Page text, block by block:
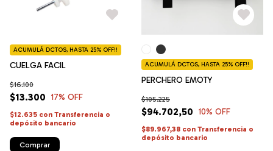
CUELGA FACIL
$13.300
$16.100
17% OFF
ACUMULÁ DCTOS, HASTA 25% OFF!!
$12.635 con Transferencia o
depósito bancario
PERCHERO EMOTY
$94.702,50
$105.225
10% OFF
ACUMULÁ DCTOS, HASTA 25% OFF!!
$89.967,38 con Transferencia o
depósito bancario